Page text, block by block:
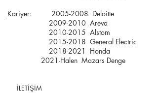
Kariyer:
2005-2008 Deloitte
2009-2010 Areva
2010-2015 Alstom
2015-2018 General Electric
2018-2021
Honda
2021-Halen Mazars Denge
İLETİŞİM